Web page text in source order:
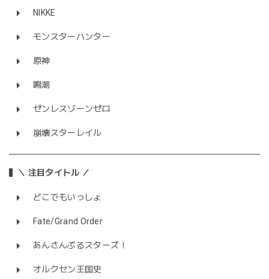
NIKKE
モンスターハンター
原神
鳴潮
ゼンレスゾーンゼロ
崩壊スターレイル
＼ 注目タイトル ／
どこでもいっしょ
Fate/Grand Order
あんさんぶるスターズ！
オルクセン王国史